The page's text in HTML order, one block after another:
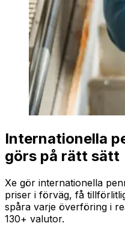
Internationella
görs på rätt sätt
Xe gör internationella
priser i förväg, få
spåra varje överföring i
130+ valutor.